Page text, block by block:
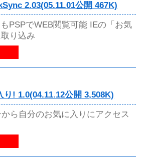
2.03(05.11.01公開 467K)
PSPでWEB閲覧可能 IEの「お気
り込み
り! 1.0(04.11.12公開 3,508K)
ら自分のお気に入りにアクセス